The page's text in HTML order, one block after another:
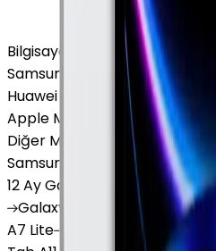
Bilgisayar / Tablet
Samsung Tablet
Huawei Tablet
Apple Macbook
Diğer Markalar
Samsung Tablet
12 Ay Garanti
6 Taksit
Galaxy
Tab S9 Plus Galaxy
A7 Lite
Tab A9 Galaxy